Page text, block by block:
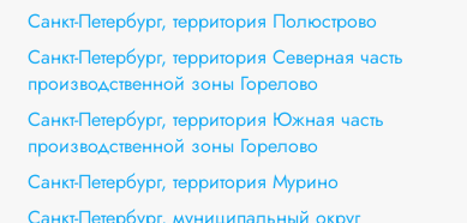
Санкт-Петербург, территория Полюстрово
Санкт-Петербург, территория Северная часть
производственной зоны Горелово
Санкт-Петербург, территория Южная часть
производственной зоны Горелово
Санкт-Петербург, территория Мурино